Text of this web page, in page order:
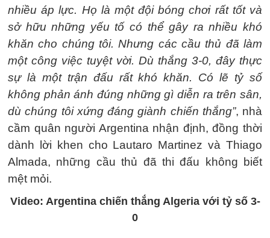
nhiều áp lực. Họ là một đội bóng chơi rất tốt và
sở hữu những yếu tố có thể gây ra nhiều khó
khăn cho chúng tôi. Nhưng các cầu thủ đã làm
một công việc tuyệt vời. Dù thắng 3-0, đây thực
sự là một trận đấu rất khó khăn. Có lẽ tỷ số
không phản ánh đúng những gì diễn ra trên sân,
dù chúng tôi xứng đáng giành chiến thắng”, nhà
cầm quân người Argentina nhận định, đồng thời
dành lời khen cho Lautaro Martinez và Thiago
Almada, những cầu thủ đã thi đấu không biết
mệt mỏi.
Video: Argentina chiến thắng Algeria với tỷ số 3-
0